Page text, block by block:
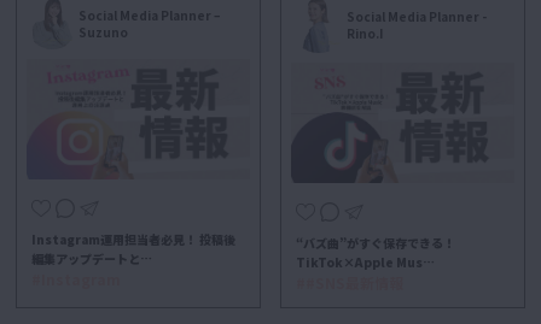
Social Media Planner –
Suzuno
Instagram運用担当者必見！ 投稿後
編集アップデートと…
Social Media Planner -
Rino.I
“バズ曲”がすぐ保存できる！
TikTok×Apple Mus…